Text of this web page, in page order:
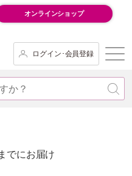
オンラインショップ
ログイン･会員登録
でにお届け